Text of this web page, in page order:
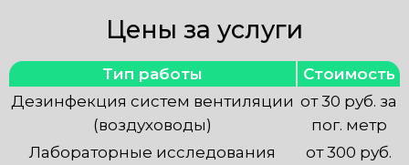
Цены за услуги
Тип работы
Стоимость
Дезинфекция систем вентиляции
(воздуховоды)
от 30 руб. за
пог. метр
Лабораторные исследования
от 300 руб.